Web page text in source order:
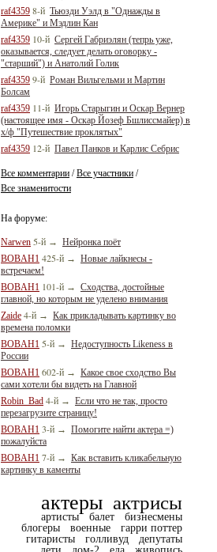
raf4359 8-й Тьюзди Уэлд в "Однажды в
Америке" и Мэдлин Кан
raf4359 10-й Сергей Габриэлян (тепрь уже,
оказывается, следует делать оговорку -
"старший") и Анатолий Голик
raf4359 9-й Роман Вильгельми и Мартин
Болсам
raf4359 11-й Игорь Старыгин и Оскар Вернер
(настоящее имя - Оскар Йозеф Бшлиссмайер) в
х/ф "Путешествие проклятых"
raf4359 12-й Павел Панков и Карлис Себрис
Все комментарии /Все участники /
Все знаменитости
На форуме:
Narwen 5-й → Нейронка поёт
BOBAH1 425-й → Новые лайкнесы -
встречаем!
BOBAH1 101-й → Сходства, достойные
главной, но которым не уделено внимания
Zaide 4-й → Как прикладывать картинку во
времена поломки
BOBAH1 5-й → Недоступность Likeness в
России
BOBAH1 602-й → Какое свое сходство Вы
сами хотели бы видеть на Главной
Robin_Bad 4-й → Если что не так, просто
перезагрузите страницу!
BOBAH1 3-й → Помогите найти актера =)
пожалуйста
BOBAH1 7-й → Как вставить кликабельную
картинку в каменты
актеры актрисы
артисты балет
бизнесмены
блогеры
военные
гарри поттер
гитаристы
голливуд
депутаты